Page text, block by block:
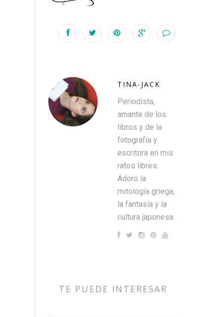
TINA-JACK
Periodista,
amante de los
libros y de la
fotografía y
escritora en mis
ratos libres.
Adoro la
mitología griega,
la fantasía y la
cultura japonesa.
TE PUEDE INTERESAR